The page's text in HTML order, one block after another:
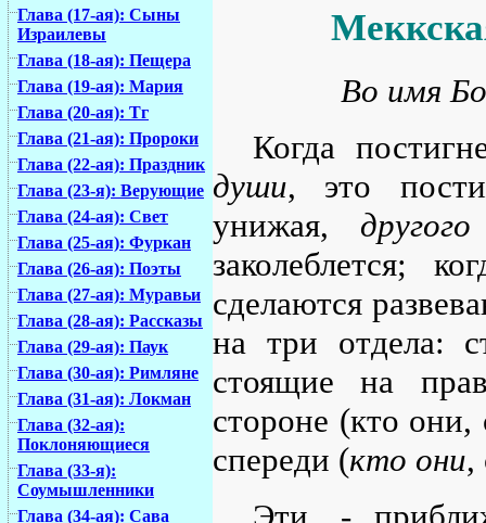
Глава (17-ая): Сыны
Израилевы
Глава (18-ая): Пещера
Глава (19-ая): Мария
Глава (20-ая): Тг
Глава (21-ая): Пророки
Глава (22-ая): Праздник
Глава (23-я): Верующие
Глава (24-ая): Свет
Глава (25-ая): Фуркан
Глава (26-ая): Поэты
Глава (27-ая): Муравьи
Глава (28-ая): Рассказы
Глава (29-ая): Паук
Глава (30-ая): Римляне
Глава (31-ая): Локман
Глава (32-ая):
Поклоняющиеся
Глава (33-я):
Соумышленники
Глава (34-ая): Сава
Во имя
Когда
души, это
унижая, другого
заколеблется;
сделаются
на три отдела:
стоящие на
стороне (кто
спереди (кто они,